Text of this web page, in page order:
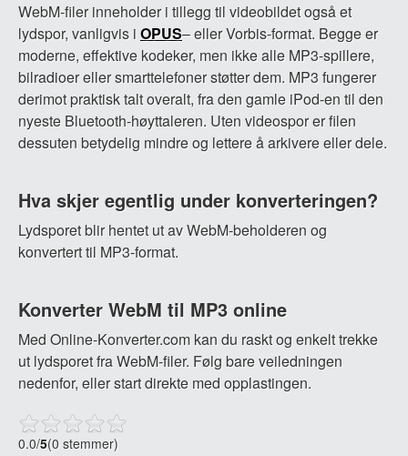
WebM-filer inneholder i tillegg til videobildet også et
lydspor, vanligvis i OPUS– eller Vorbis-format. Begge er
moderne, effektive kodeker, men ikke alle MP3-spillere,
bilradioer eller smarttelefoner støtter dem. MP3 fungerer
derimot praktisk talt overalt, fra den gamle iPod-en til den
nyeste Bluetooth-høyttaleren. Uten videospor er filen
dessuten betydelig mindre og lettere å arkivere eller dele.
Hva skjer egentlig under konverteringen?
Lydsporet blir hentet ut av WebM-beholderen og
konvertert til MP3-format.
Konverter WebM til MP3 online
Med Online-Konverter.com kan du raskt og enkelt trekke
ut lydsporet fra WebM-filer. Følg bare veiledningen
nedenfor, eller start direkte med opplastingen.
0.0/5(0 stemmer)